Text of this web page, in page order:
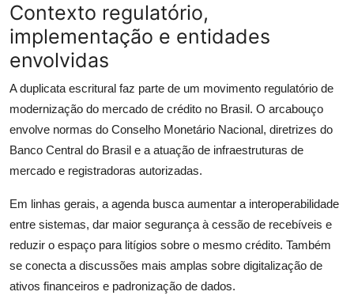
Contexto regulatório,
implementação e entidades
envolvidas
A duplicata escritural faz parte de um movimento regulatório de
modernização do mercado de crédito no Brasil. O arcabouço
envolve normas do Conselho Monetário Nacional, diretrizes do
Banco Central do Brasil e a atuação de infraestruturas de
mercado e registradoras autorizadas.
Em linhas gerais, a agenda busca aumentar a interoperabilidade
entre sistemas, dar maior segurança à cessão de recebíveis e
reduzir o espaço para litígios sobre o mesmo crédito. Também
se conecta a discussões mais amplas sobre digitalização de
ativos financeiros e padronização de dados.